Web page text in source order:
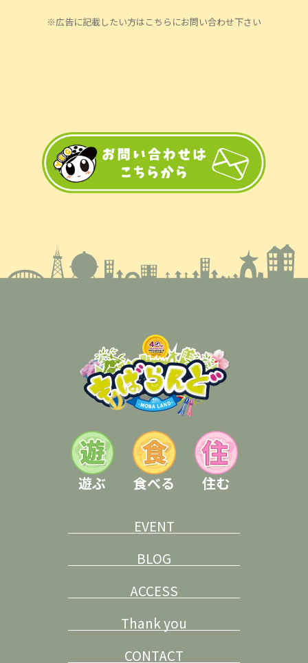
※広告に記載したい方はこちらにお問い合わせ下さい
遊ぶ 食べる 住む
EVENT
BLOG
ACCESS
Thank you
CONTACT